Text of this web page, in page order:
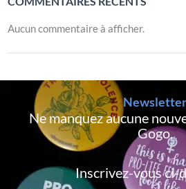
Aucun commentaire à afficher.
Newsletter
Ne manquez aucune
Gogo,
Inscrivez-vous ci-